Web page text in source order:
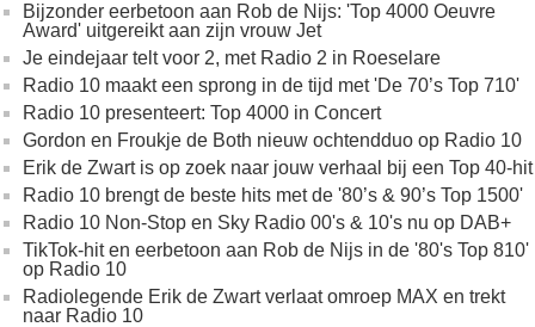
Bijzonder eerbetoon aan Rob de Nijs: 'Top 4000 Oeuvre
Award' uitgereikt aan zijn vrouw Jet
Je eindejaar telt voor 2, met Radio 2 in Roeselare
Radio 10 maakt een sprong in de tijd met 'De 70’s Top 710'
Radio 10 presenteert: Top 4000 in Concert
Gordon en Froukje de Both nieuw ochtendduo op Radio 10
Erik de Zwart is op zoek naar jouw verhaal bij een Top 40-hit
Radio 10 brengt de beste hits met de '80’s & 90’s Top 1500'
Radio 10 Non-Stop en Sky Radio 00's & 10's nu op DAB+
TikTok-hit en eerbetoon aan Rob de Nijs in de '80's Top 810'
op Radio 10
Radiolegende Erik de Zwart verlaat omroep MAX en trekt
naar Radio 10